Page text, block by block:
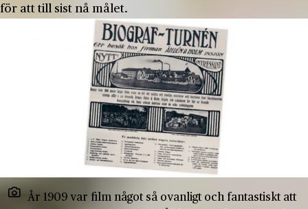
för att till sist nå målet.
År 1909 var film något så ovanligt och fantastiskt att